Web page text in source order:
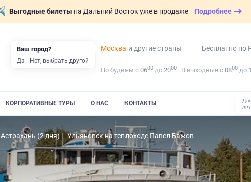
Выгодные билеты на Дальний Восток уже в продаже Подробнее
Москва и другие страны Бесплатно по
По будням с 0600 до 2000 В выходные с 0800 до
КОРПОРАТИВНЫЕ ТУРЫ О НАС КОНТАКТЫ
(2 дня) – Ульяновск на теплоходе Павел Бажов
Ваш город?
Да Нет, выбрать другой